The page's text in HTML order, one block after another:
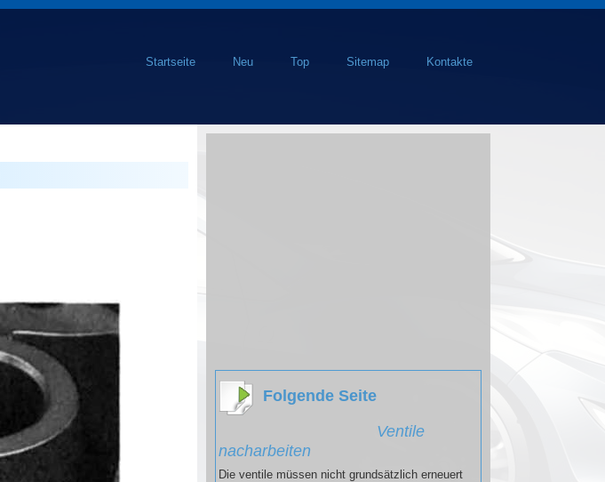
Startseite Neu Top Sitemap Kontakte
Folgende Seite
Ventile
nacharbeiten
Die ventile müssen nicht grundsätzlich erneuert